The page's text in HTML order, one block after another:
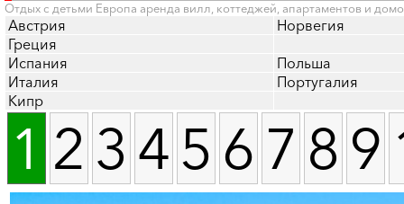
Отдых с детьми Европа аренда вилл, коттеджей, апартаментов и
Австрия
Норвегия
Греция
Испания
Польша
Италия
Португалия
Кипр
1 2 3 45 6 7 8 9